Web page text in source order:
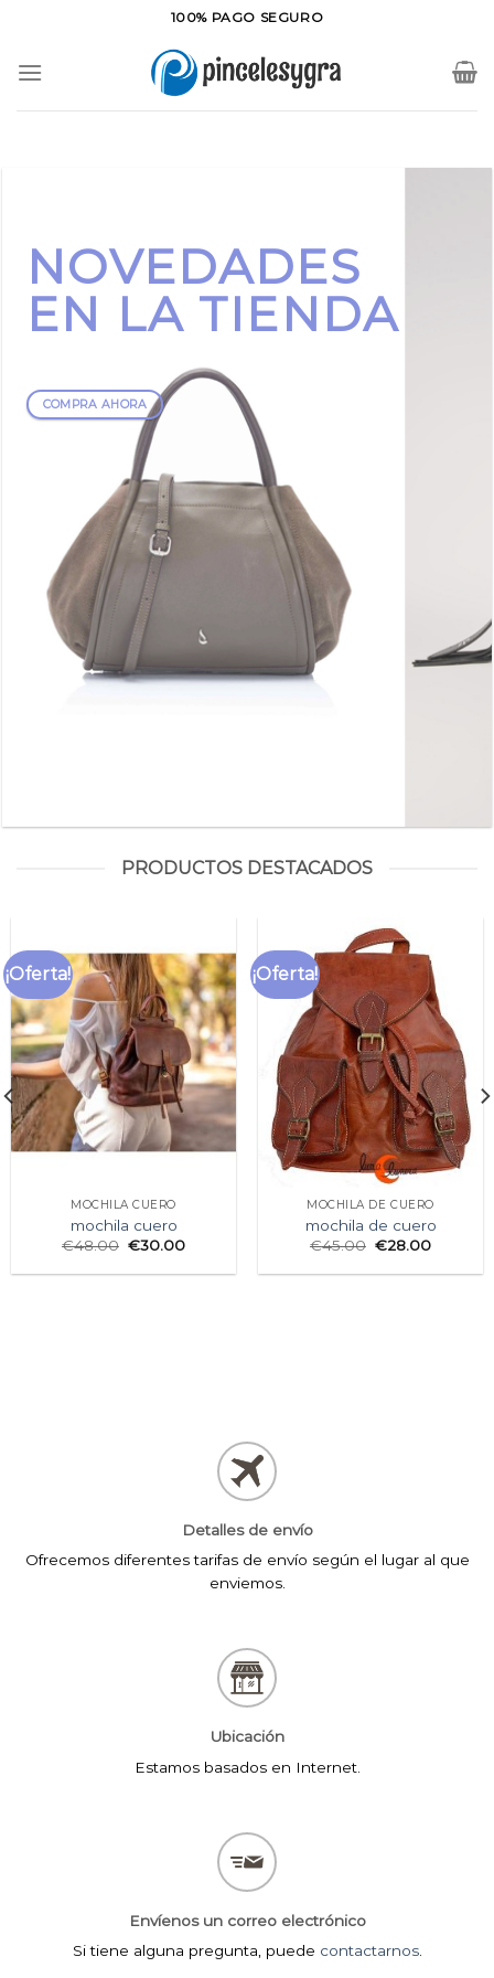
contenido
100% PAGO SEGURO
NOVEDADES
EN LA TIENDA
COMPRA AHORA
PRODUCTOS DESTACADOS
¡Oferta!
MOCHILA CUERO
mochila cuero
€48.00 €30.00
¡Oferta!
MOCHILA DE CUERO
mochila de cuero
€45.00 €28.00
Detalles de envío
Ofrecemos diferentes tarifas de envío según el lugar al que
enviemos.
Ubicación
Estamos basados en Internet.
Envíenos un correo electrónico
Si tiene alguna pregunta, puede contactarnos.